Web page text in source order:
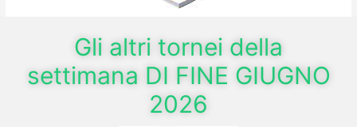
Gli altri tornei della
settimana DI FINE GIUGNO
2026